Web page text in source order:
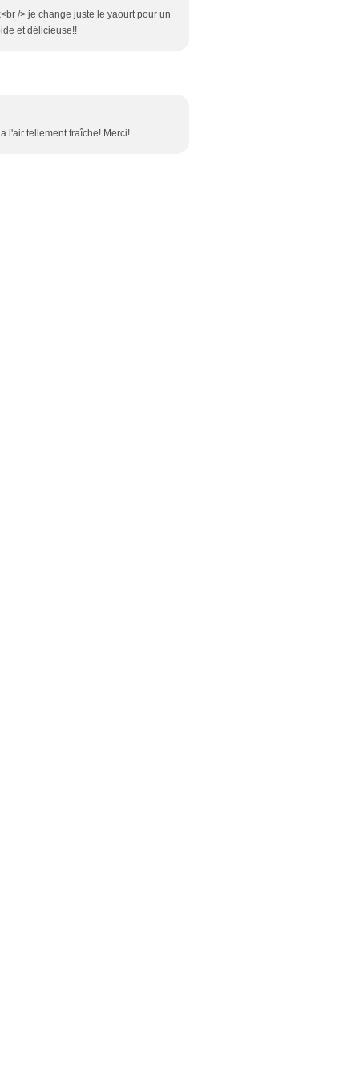
/> je change juste le yaourt pour un
et délicieuse!!
l'air tellement fraîche! Merci!